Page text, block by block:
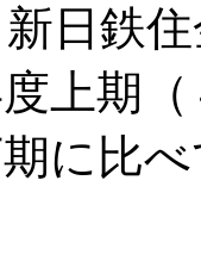
新日鉄
上期
に比